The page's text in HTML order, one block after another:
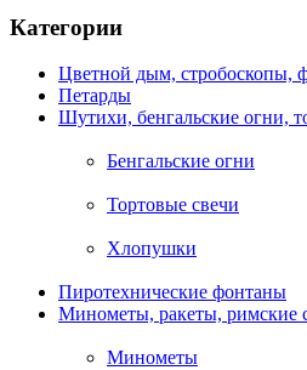
Категории
Цветной дым, стробоскопы,
Петарды
Шутихи, бенгальские огни,
Бенгальские огни
Тортовые свечи
Хлопушки
Пиротехнические фонтаны
Минометы, ракеты, римские
Минометы